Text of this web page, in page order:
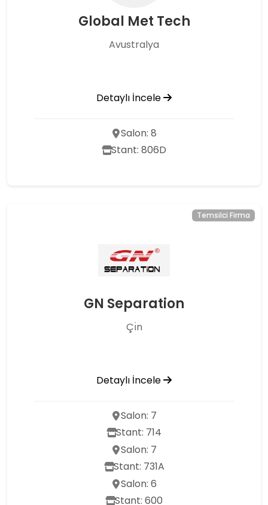
Global Met Tech
Avustralya
Detaylı İncele
Salon: 8
Stant: 806D
Temsilci Firma
GN Separation
Çı̇n
Detaylı İncele
Salon: 7
Stant: 714
Salon: 7
Stant: 731A
Salon: 6
Stant: 600